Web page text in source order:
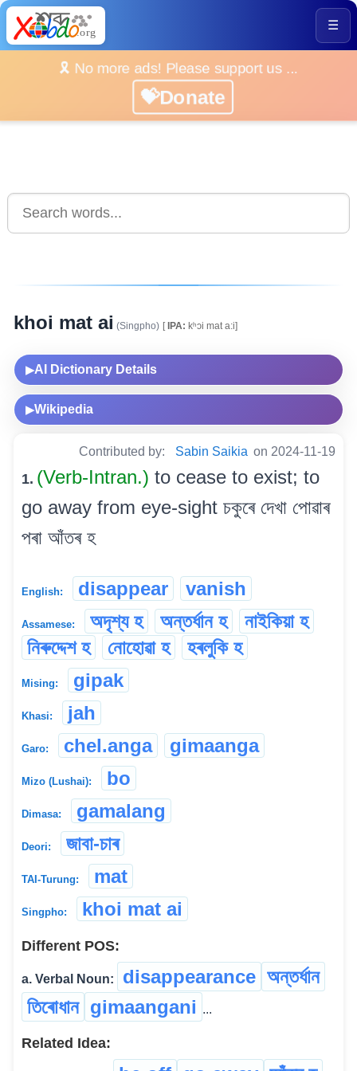
☰
🎗️ No more ads! Please support us ...
💝Donate
khoi mat ai (Singpho) [IPA: kʰᴐi mat a:i]
▶AI Dictionary Details
▶Wikipedia
Contributed by: Sabin Saikia on 2024-11-19
1. (Verb-Intran.) to cease to exist; to
go away from eye-sight চকুৰে দেখা পোৱাৰ
পৰা আঁতৰ হ
English: disappear vanish
Assamese: অদৃশ্য হ অন্তৰ্ধান হ
নাইকিয়া হ
নিৰুদ্দেশ হ
নোহোৱা হ হৰলুকি হ
Mising: gipak
Khasi: jah
Garo: chel.anga gimaanga
Mizo (Lushai): bo
Dimasa: gamalang
Deori: জাবা-চাৰ
TAI-Turung: mat
Singpho: khoi mat ai
Different POS:
a. Verbal Noun: disappearance অন্তৰ্ধান
তিৰোধান gimaangani ...
Related Idea: